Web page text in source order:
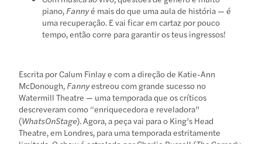
piano, Fannyé mais do que uma aula de história — é
uma recuperação. E vai ficar em cartaz por pouco
tempo, então corre para garantir os teus ingressos!
Escrita por Calum Finlay e com a direção de Katie-Ann
McDonough, Fannyestreou com grande sucesso no
Watermill Theatre — uma temporada que os críticos
descreveram como “enriquecedora e reveladora”
(WhatsOnStage). Agora, a peça vai para o King’s Head
Theatre, em Londres, para uma temporada estritamente